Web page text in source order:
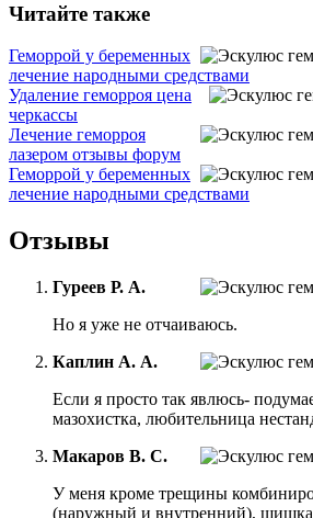
Читайте также
Геморрой у беременных
лечение народными средствами
Удаление геморроя цена
черкассы
Лечение геморроя
лазером отзывы форум
Геморрой у беременных
лечение народными средствами
Отзывы
Гуреев Р. А.
Но я уже не отчаиваюсь.
Каплин А. А.
Если я просто так явлюсь-
мазохистка, любительница
Макаров В. С.
У меня кроме трещины
(наружный и внутренний), шишка